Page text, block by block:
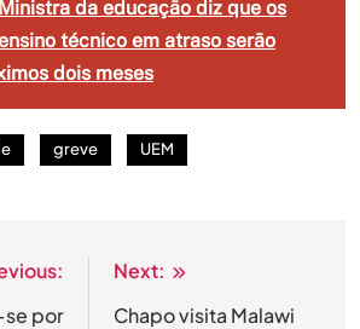
Ministra da educação diz que os
técnico em atraso serão
dois meses
greve UEM
se por
Next:
Chapo visita Malawi